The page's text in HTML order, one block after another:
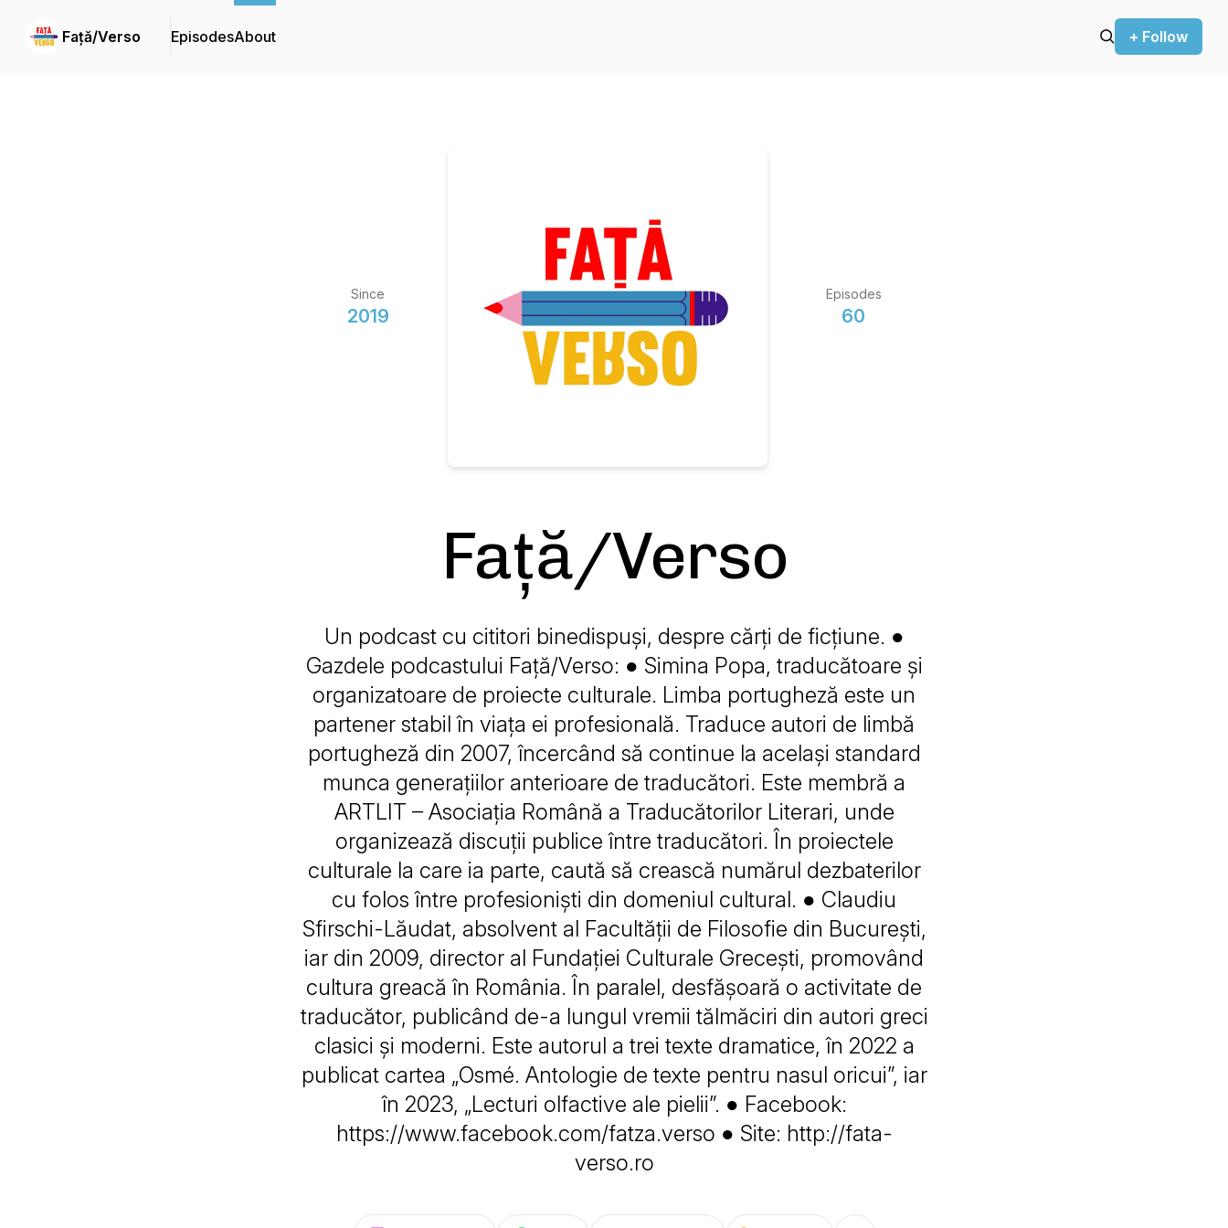
Față/Verso EpisodesAbout + Follow
Since
2019
Episodes
60
Față/Verso
Un podcast cu cititori binedispuși, despre cărți de ficțiune. ●
Gazdele podcastului Față/Verso: ● Simina Popa, traducătoare și
organizatoare de proiecte culturale. Limba portugheză este un
partener stabil în viața ei profesională. Traduce autori de limbă
portugheză din 2007, încercând să continue la același standard
munca generațiilor anterioare de traducători. Este membră a
ARTLIT – Asociația Română a Traducătorilor Literari, unde
organizează discuții publice între traducători. În proiectele
culturale la care ia parte, caută să crească numărul dezbaterilor
cu folos între profesioniști din domeniul cultural. ● Claudiu
Sfirschi-Lăudat, absolvent al Facultății de Filosofie din București,
iar din 2009, director al Fundației Culturale Grecești, promovând
cultura greacă în România. În paralel, desfășoară o activitate de
traducător, publicând de-a lungul vremii tălmăciri din autori greci
clasici și moderni. Este autorul a trei texte dramatice, în 2022 a
publicat cartea „Osmé. Antologie de texte pentru nasul oricui”, iar
în 2023, „Lecturi olfactive ale pielii”. ● Facebook:
https://www.facebook.com/fatza.verso ● Site: http://fata-
verso.ro